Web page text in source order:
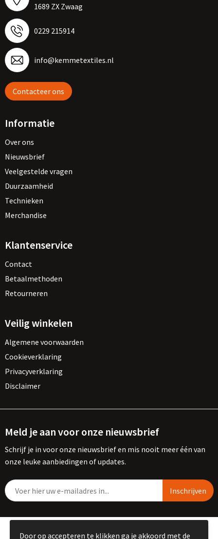
1689 ZX Zwaag
0229 215914
info@kemmetextiles.nl
Contacteer ons
Informatie
Over ons
Nieuwsbrief
Veelgestelde vragen
Duurzaamheid
Technieken
Merchandise
Klantenservice
Contact
Betaalmethoden
Retourneren
Veilig winkelen
Algemene voorwaarden
Cookieverklaring
Privacyverklaring
Disclaimer
Meld je aan voor onze nieuwsbrief
Schrijf je in voor onze nieuwsbrief en mis nooit meer één van
onze leuke aanbiedingen of updates.
© Copyright Kemme B.V. 2023
Door op accepteren te klikken ga je akkoord met de